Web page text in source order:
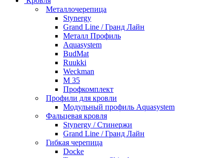
Металлочерепица
Stynergy
Grand Line / Гранд Лайн
Металл Профиль
Aquasystem
BudMat
Ruukki
Weckman
М 35
Профкомплект
Профили для кровли
Модульный профиль Aquasystem
Фальцевая кровля
Stynergy / Стинержи
Grand Line / Гранд Лайн
Гибкая черепица
Docke